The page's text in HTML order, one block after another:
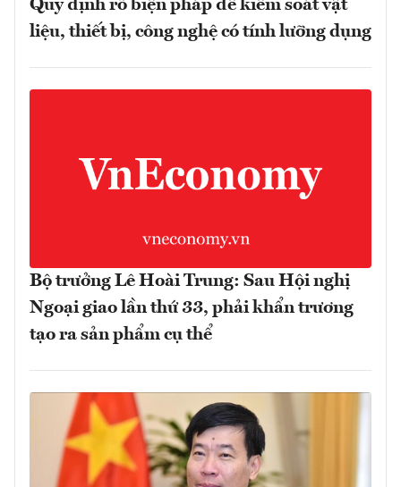
Quy định rõ biện pháp để kiểm soát vật
liệu, thiết bị, công nghệ có tính lưỡng dụng
Bộ trưởng Lê Hoài Trung: Sau Hội nghị
Ngoại giao lần thứ 33, phải khẩn trương
tạo ra sản phẩm cụ thể